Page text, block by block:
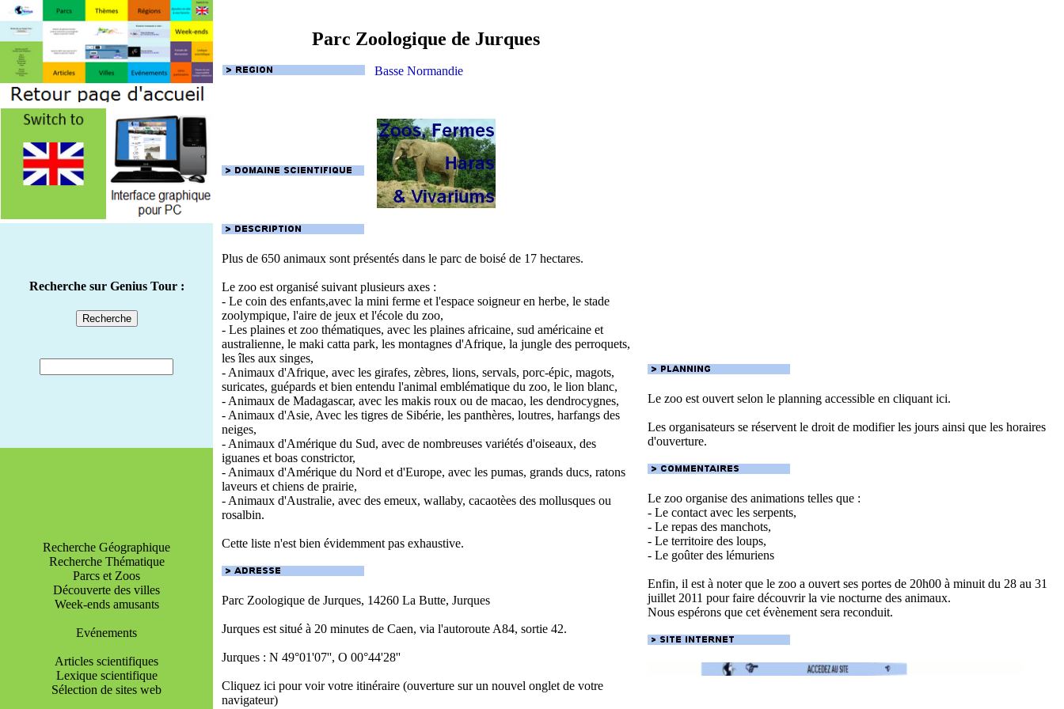
Parc Zoologique de Jurques
Basse Normandie
Recherche sur Genius Tour :
Plus de 650 animaux sont présentés dans le parc de boisé de 17 hectares.
Le zoo est organisé suivant plusieurs axes :
- Le coin des enfants,avec la mini ferme et l'espace soigneur en herbe, le stade
zoolympique, l'aire de jeux et l'école du zoo,
- Les plaines et zoo thématiques, avec les plaines africaine, sud américaine et
australienne, le maki catta park, les montagnes d'Afrique, la jungle des perroquets,
les îles aux singes,
- Animaux d'Afrique, avec les girafes, zèbres, lions, servals, porc-épic, magots,
suricates, guépards et bien entendu l'animal emblématique du zoo, le lion blanc,
- Animaux de Madagascar, avec les makis roux ou de macao, les dendrocygnes,
- Animaux d'Asie, Avec les tigres de Sibérie, les panthères, loutres, harfangs des
neiges,
- Animaux d'Amérique du Sud, avec de nombreuses variétés d'oiseaux, des
iguanes et boas constrictor,
- Animaux d'Amérique du Nord et d'Europe, avec les pumas, grands ducs, ratons
laveurs et chiens de prairie,
- Animaux d'Australie, avec des emeux, wallaby, cacaotèes des mollusques ou
rosalbin.
Cette liste n'est bien évidemment pas exhaustive.
Parc Zoologique de Jurques, 14260 La Butte, Jurques
Jurques est situé à 20 minutes de Caen, via l'autoroute A84, sortie 42.
Jurques : N 49°01'07'', O 00°44'28''
Cliquez ici pour voir votre itinéraire (ouverture sur un nouvel onglet de votre
navigateur)
Le zoo est ouvert selon le planning accessible en cliquant ici.
Les organisateurs se réservent le droit de modifier les jours ainsi que les horaires
d'ouverture.
Le zoo organise des animations telles que :
- Le contact avec les serpents,
- Le repas des manchots,
- Le territoire des loups,
- Le goûter des lémuriens
Enfin, il est à noter que le zoo a ouvert ses portes de 20h00 à minuit du 28 au 31
juillet 2011 pour faire découvrir la vie nocturne des animaux.
Nous espérons que cet évènement sera reconduit.
Recherche Géographique
Recherche Thématique
Parcs et Zoos
Découverte des villes
Week-ends amusants
Evénements
Articles scientifiques
Lexique scientifique
Sélection de sites web